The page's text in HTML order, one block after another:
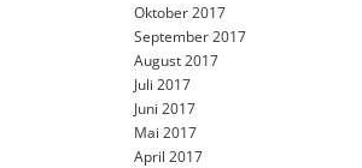
Oktober 2017
September 2017
August 2017
Juli 2017
Juni 2017
Mai 2017
April 2017